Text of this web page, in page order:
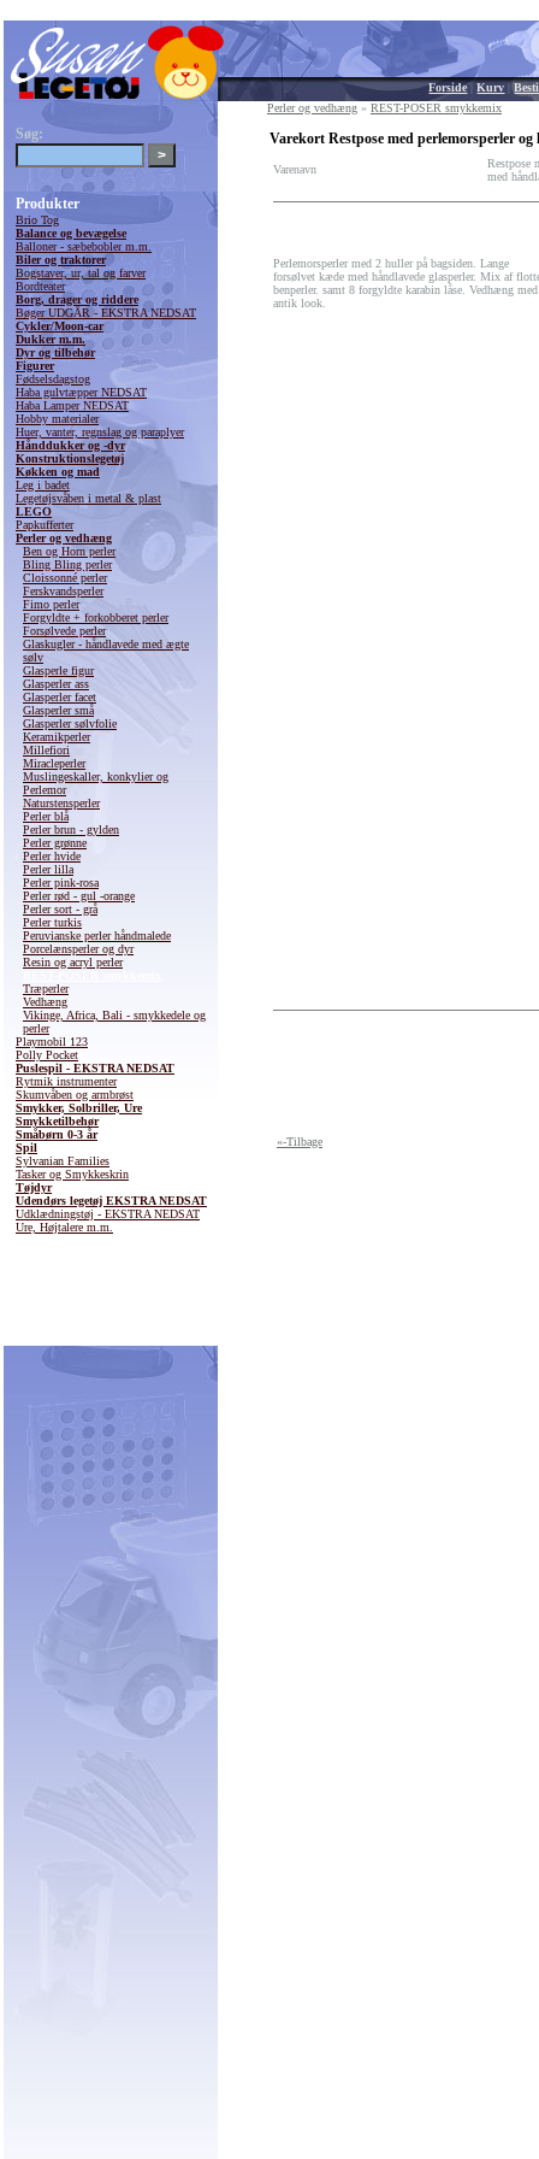
Forside|Kurv |
Søg:
Produkter
Brio Tog
Balance og bevægelse
Balloner - sæbebobler m.m.
Biler og traktorer
Bogstaver, ur, tal og farver
Bordteater
Borg, drager og riddere
Bøger UDGÅR - EKSTRA NEDSAT
Cykler/Moon-car
Dukker m.m.
Dyr og tilbehør
Figurer
Fødselsdagstog
Haba gulvtæpper NEDSAT
Haba Lamper NEDSAT
Hobby materialer
Huer, vanter, regnslag og paraplyer
Hånddukker og -dyr
Konstruktionslegetøj
Køkken og mad
Leg i badet
Legetøjsvåben i metal & plast
LEGO
Papkufferter
Perler og vedhæng
Ben og Horn perler
Bling Bling perler
Cloissonné perler
Ferskvandsperler
Fimo perler
Forgyldte + forkobberet perler
Forsølvede perler
Glaskugler - håndlavede med ægte
sølv
Glasperle figur
Glasperler ass
Glasperler facet
Glasperler små
Glasperler sølvfolie
Keramikperler
Millefiori
Miracleperler
Muslingeskaller, konkylier og
Perlemor
Naturstensperler
Perler blå
Perler brun - gylden
Perler grønne
Perler hvide
Perler lilla
Perler pink-rosa
Perler rød - gul -orange
Perler sort - grå
Perler turkis
Peruvianske perler håndmalede
Porcelænsperler og dyr
Resin og acryl perler
Træperler
Vedhæng
Vikinge, Africa, Bali - smykkedele og
perler
Playmobil 123
Polly Pocket
Puslespil - EKSTRA NEDSAT
Rytmik instrumenter
Skumvåben og armbrøst
Smykker, Solbriller, Ure
Smykketilbehør
Småbørn 0-3 år
Spil
Sylvanian Families
Tasker og Smykkeskrin
Tøjdyr
Udendørs legetøj EKSTRA NEDSAT
Udklædningstøj - EKSTRA NEDSAT
Ure, Højtalere m.m.
Perler og vedhæng » REST-POSER smykkemix
Varekort Restpose med perlemorsperler
Varenavn
Restpose
med
Perlemorsperler med 2 huller på bagsiden. Lange
forsølvet kæde med håndlavede glasperler. Mix af
benperler. samt 8 forgyldte karabin låse. Vedhæng med
antik look.
«-Tilbage